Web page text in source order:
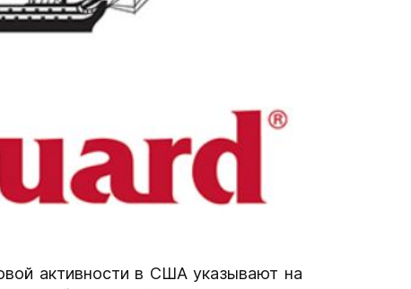
активности в США указывают на